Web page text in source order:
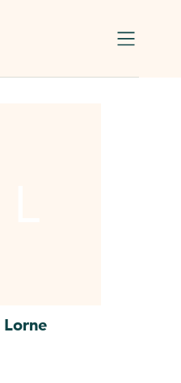
Lorne